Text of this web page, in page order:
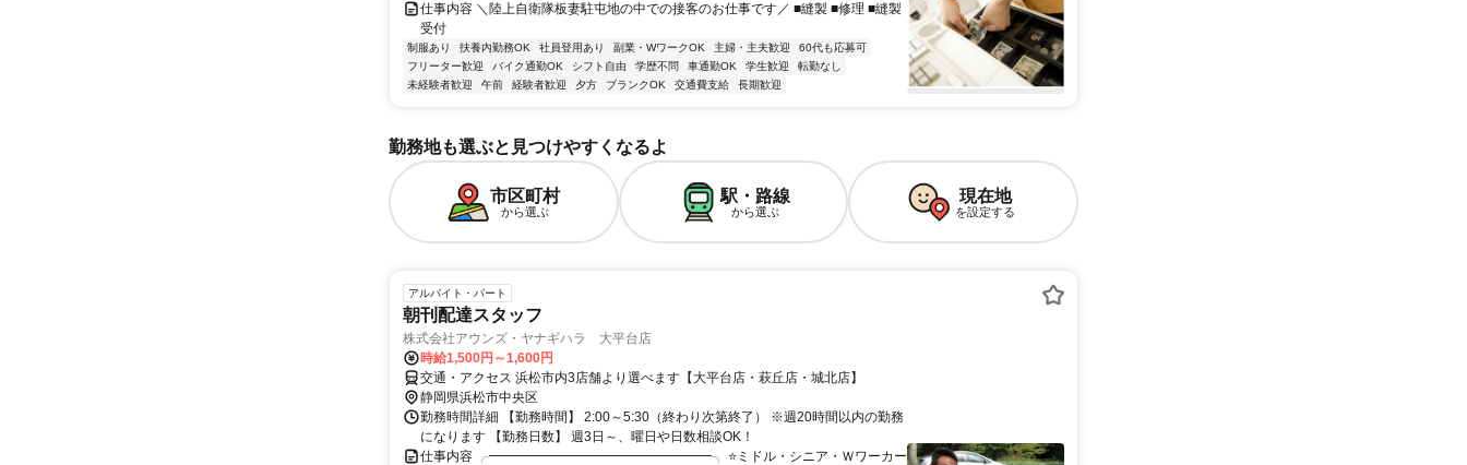
仕事内容 ＼陸上自衛隊板妻駐屯地の中での接客のお仕事です／ ■縫製 ■修理 ■縫製
受付
制服あり 扶養内勤務OK 社員登用あり 副業・WワークOK 主婦・主夫歓迎
60代も応募可
フリーター歓迎
バイク通勤OK シフト自由 学歴不問 車通勤OK 学生歓迎
転勤なし
未経験者歓迎
午前 経験者歓迎 夕方 ブランクOK 交通費支給 長期歓迎
勤務地も選ぶと見つけやすくなるよ
市区町村
から選ぶ
駅・路線
から選ぶ
現在地
を設定する
アルバイト・パート
朝刊配達スタッフ
株式会社アウンズ・ヤナギハラ 大平台店
時給1,500円～1,600円
交通・アクセス 浜松市内3店舗より選べます【大平台店・萩丘店・城北店】
静岡県浜松市中央区
勤務時間詳細 【勤務時間】 2:00～5:30（終わり次第終了） ※週20時間以内の勤務
になります 【勤務日数】 週3日～、曜日や日数相談OK！
仕事内容 ╭━━━━━━━━━━━━━━━━━╮ ⭐ミドル・シニア・Ｗワーカー